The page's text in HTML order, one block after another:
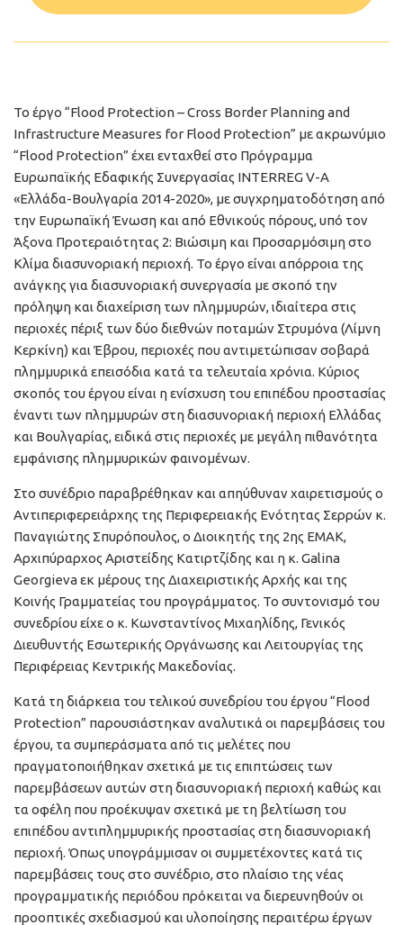
Το έργο “Flood Protection – Cross Border Planning and
Infrastructure Measures for Flood Protection” με ακρωνύμιο
“Flood Protection” έχει ενταχθεί στο Πρόγραμμα
Ευρωπαϊκής Εδαφικής Συνεργασίας INTERREG V-A
«Ελλάδα-Βουλγαρία 2014-2020», με συγχρηματοδότηση από
την Ευρωπαϊκή Ένωση και από Εθνικούς πόρους, υπό τον
Άξονα Προτεραιότητας 2: Βιώσιμη και Προσαρμόσιμη στο
Κλίμα διασυνοριακή περιοχή. Το έργο είναι απόρροια της
ανάγκης για διασυνοριακή συνεργασία με σκοπό την
πρόληψη και διαχείριση των πλημμυρών, ιδιαίτερα στις
περιοχές πέριξ των δύο διεθνών ποταμών Στρυμόνα (Λίμνη
Κερκίνη) και Έβρου, περιοχές που αντιμετώπισαν σοβαρά
πλημμυρικά επεισόδια κατά τα τελευταία χρόνια. Κύριος
σκοπός του έργου είναι η ενίσχυση του επιπέδου προστασίας
έναντι των πλημμυρών στη διασυνοριακή περιοχή Ελλάδας
και Βουλγαρίας, ειδικά στις περιοχές με μεγάλη πιθανότητα
εμφάνισης πλημμυρικών φαινομένων.
Στο συνέδριο παραβρέθηκαν και απηύθυναν χαιρετισμούς ο
Αντιπεριφερειάρχης της Περιφερειακής Ενότητας Σερρών κ.
Παναγιώτης Σπυρόπουλος, ο Διοικητής της 2ης ΕΜΑΚ,
Αρχιπύραρχος Αριστείδης Κατιρτζίδης και η κ. Galina
Georgieva εκ μέρους της Διαχειριστικής Αρχής και της
Κοινής Γραμματείας του προγράμματος. Το συντονισμό του
συνεδρίου είχε ο κ. Κωνσταντίνος Μιχαηλίδης, Γενικός
Διευθυντής Εσωτερικής Οργάνωσης και Λειτουργίας της
Περιφέρειας Κεντρικής Μακεδονίας.
Κατά τη διάρκεια του τελικού συνεδρίου του έργου “Flood
Protection” παρουσιάστηκαν αναλυτικά οι παρεμβάσεις του
έργου, τα συμπεράσματα από τις μελέτες που
πραγματοποιήθηκαν σχετικά με τις επιπτώσεις των
παρεμβάσεων αυτών στη διασυνοριακή περιοχή καθώς και
τα οφέλη που προέκυψαν σχετικά με τη βελτίωση του
επιπέδου αντιπλημμυρικής προστασίας στη διασυνοριακή
περιοχή. Όπως υπογράμμισαν οι συμμετέχοντες κατά τις
παρεμβάσεις τους στο συνέδριο, στο πλαίσιο της νέας
προγραμματικής περιόδου πρόκειται να διερευνηθούν οι
προοπτικές σχεδιασμού και υλοποίησης περαιτέρω έργων